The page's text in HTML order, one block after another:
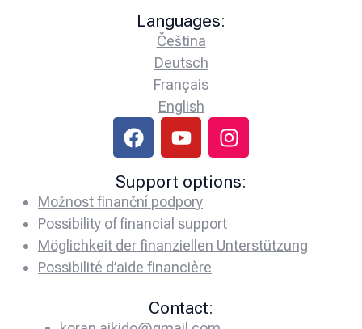
Languages:
Čeština
Deutsch
Français
English
Support options:
Možnost finanční podpory
Possibility of financial support
Möglichkeit der finanziellen Unterstützung
Possibilité d’aide financière
Contact: